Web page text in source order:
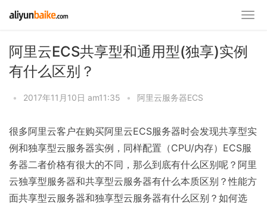
阿里云ECS共享型和通用型(独享)实例
有什么区别？
• 2017年11月10日 am11:35 • 阿里云服务器ECS
很多阿里云客户在购买阿里云ECS服务器时会发现共享型实
例和独享型云服务器实例，同样配置（CPU/内存）ECS服
务器二者价格有很大的不同，那么到底有什么区别呢？阿里
云独享型服务器和共享型云服务器有什么本质区别？性能方
面共享型云服务器和独享型云服务器有什么区别？如何选